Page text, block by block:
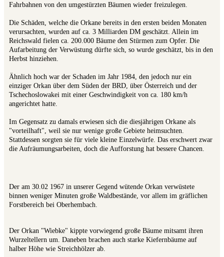
Fahrbahnen von den umgestürzten Bäumen wieder freizulegen.
Die Schäden, welche die Orkane bereits in den ersten beiden Monaten
verursachten, wurden auf ca. 3 Milliarden DM geschätzt. Allein im
Reichswald fielen ca. 200.000 Bäume den Stürmen zum Opfer. Die
Aufarbeitung der Verwüstung dürfte sich, so wurde geschätzt, bis in den
Herbst hinziehen.
Ähnlich hoch war der Schaden im Jahr 1984, den jedoch nur ein
einziger Orkan über dem Süden der BRD, über Österreich und der
Tschechoslowakei mit einer Geschwindigkeit von ca. 180 km/h
angerichtet hatte.
Im Gegensatz zu damals erwiesen sich die diesjährigen Orkane als
"vorteilhaft", weil sie nur wenige große Gebiete heimsuchten.
Stattdessen sorgten sie für viele kleine Einzelwürfe. Das erschwert zwar
die Aufräumungsarbeiten, doch die Aufforstung hat bessere Chancen.
Der am 30.02 1967 in unserer Gegend wütende Orkan verwüstete
binnen weniger Minuten große Waldbestände, vor allem im gräflichen
Forstbereich bei Oberhembach.
Der Orkan "Wiebke" kippte vorwiegend große Bäume mitsamt ihren
Wurzeltellern um. Daneben brachen auch starke Kiefernbäume auf
halber Höhe wie Streichhölzer ab.